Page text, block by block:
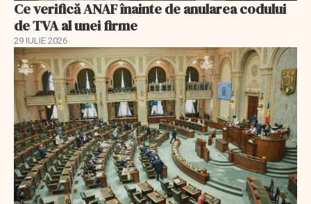
Ce verifică ANAF înainte de anularea codului
de TVA al unei firme
29 IULIE 2026